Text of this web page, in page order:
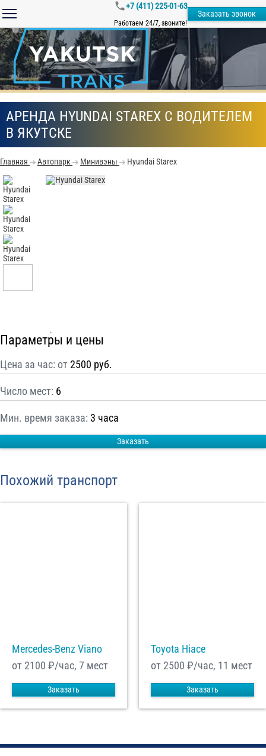
+7 (411) 225-01-63
Работаем 24/7, звоните!
Заказать звонок
АРЕНДА HYUNDAI STAREX С ВОДИТЕЛЕМ
В ЯКУТСКЕ
Главная Автопарк Минивэны Hyundai Starex
Параметры и цены
Цена за час: от2500 руб.
Число мест: 6
Мин. время заказа: 3 часа
Заказать
Похожий транспорт
Mercedes-Benz Viano
от 2100 ₽/час, 7 мест
Заказать
Toyota Hiace
от 2500 ₽/час, 11 мест
Заказать